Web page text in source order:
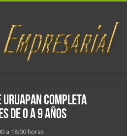
Uruapan completa
de 0 a 9 años
a 18:00 horas